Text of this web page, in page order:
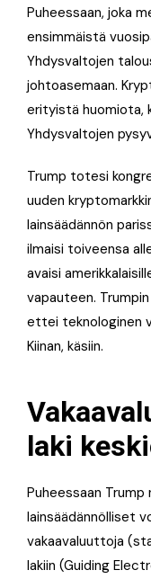
Puheessaan, joka
ensimmäistä
Yhdysvaltojen
johtoasemaan.
erityistä huomiota,
Yhdysvaltojen
Trump totesi
uuden
lainsäädännön
ilmaisi toiveensa
avaisi
vapauteen.
ettei teknologinen
Kiinan, käsiin.
laki
Puheessaan
lainsäädännölliset
vakaavaluuttoja
lakiin (Guiding